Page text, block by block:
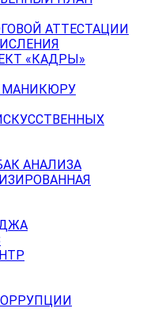
АТТЕСТАЦИИ
«КАДРЫ»
МАНИКЮРУ
АНАЛИЗА